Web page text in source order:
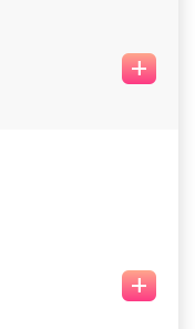
+
+